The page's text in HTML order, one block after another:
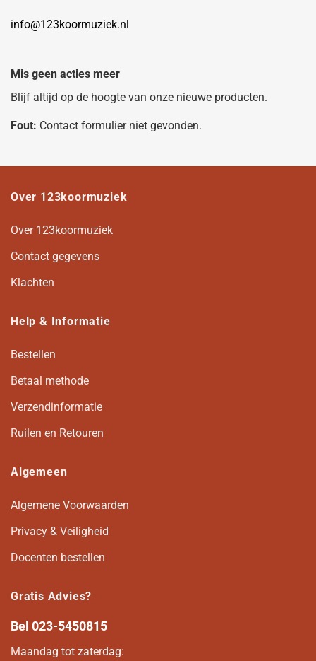
info@123koormuziek.nl
Mis geen acties meer
Blijf altijd op de hoogte van onze nieuwe producten.
Fout: Contact formulier niet gevonden.
Over 123koormuziek
Over 123koormuziek
Contact gegevens
Klachten
Help & Informatie
Bestellen
Betaal methode
Verzendinformatie
Ruilen en Retouren
Algemeen
Algemene Voorwaarden
Privacy & Veiligheid
Docenten bestellen
Gratis Advies?
Bel 023-5450815
Maandag tot zaterdag: